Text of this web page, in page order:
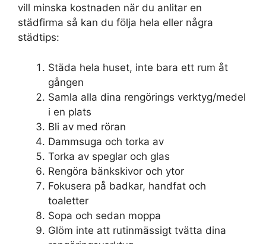
vill minska kostnaden när du anlitar en
städfirma så kan du följa hela eller några
städtips:
Städa hela huset, inte bara ett rum åt
gången
Samla alla dina rengörings verktyg/medel
i en plats
Bli av med röran
Dammsuga och torka av
Torka av speglar och glas
Rengöra bänkskivor och ytor
Fokusera på badkar, handfat och
toaletter
Sopa och sedan moppa
Glöm inte att rutinmässigt tvätta dina